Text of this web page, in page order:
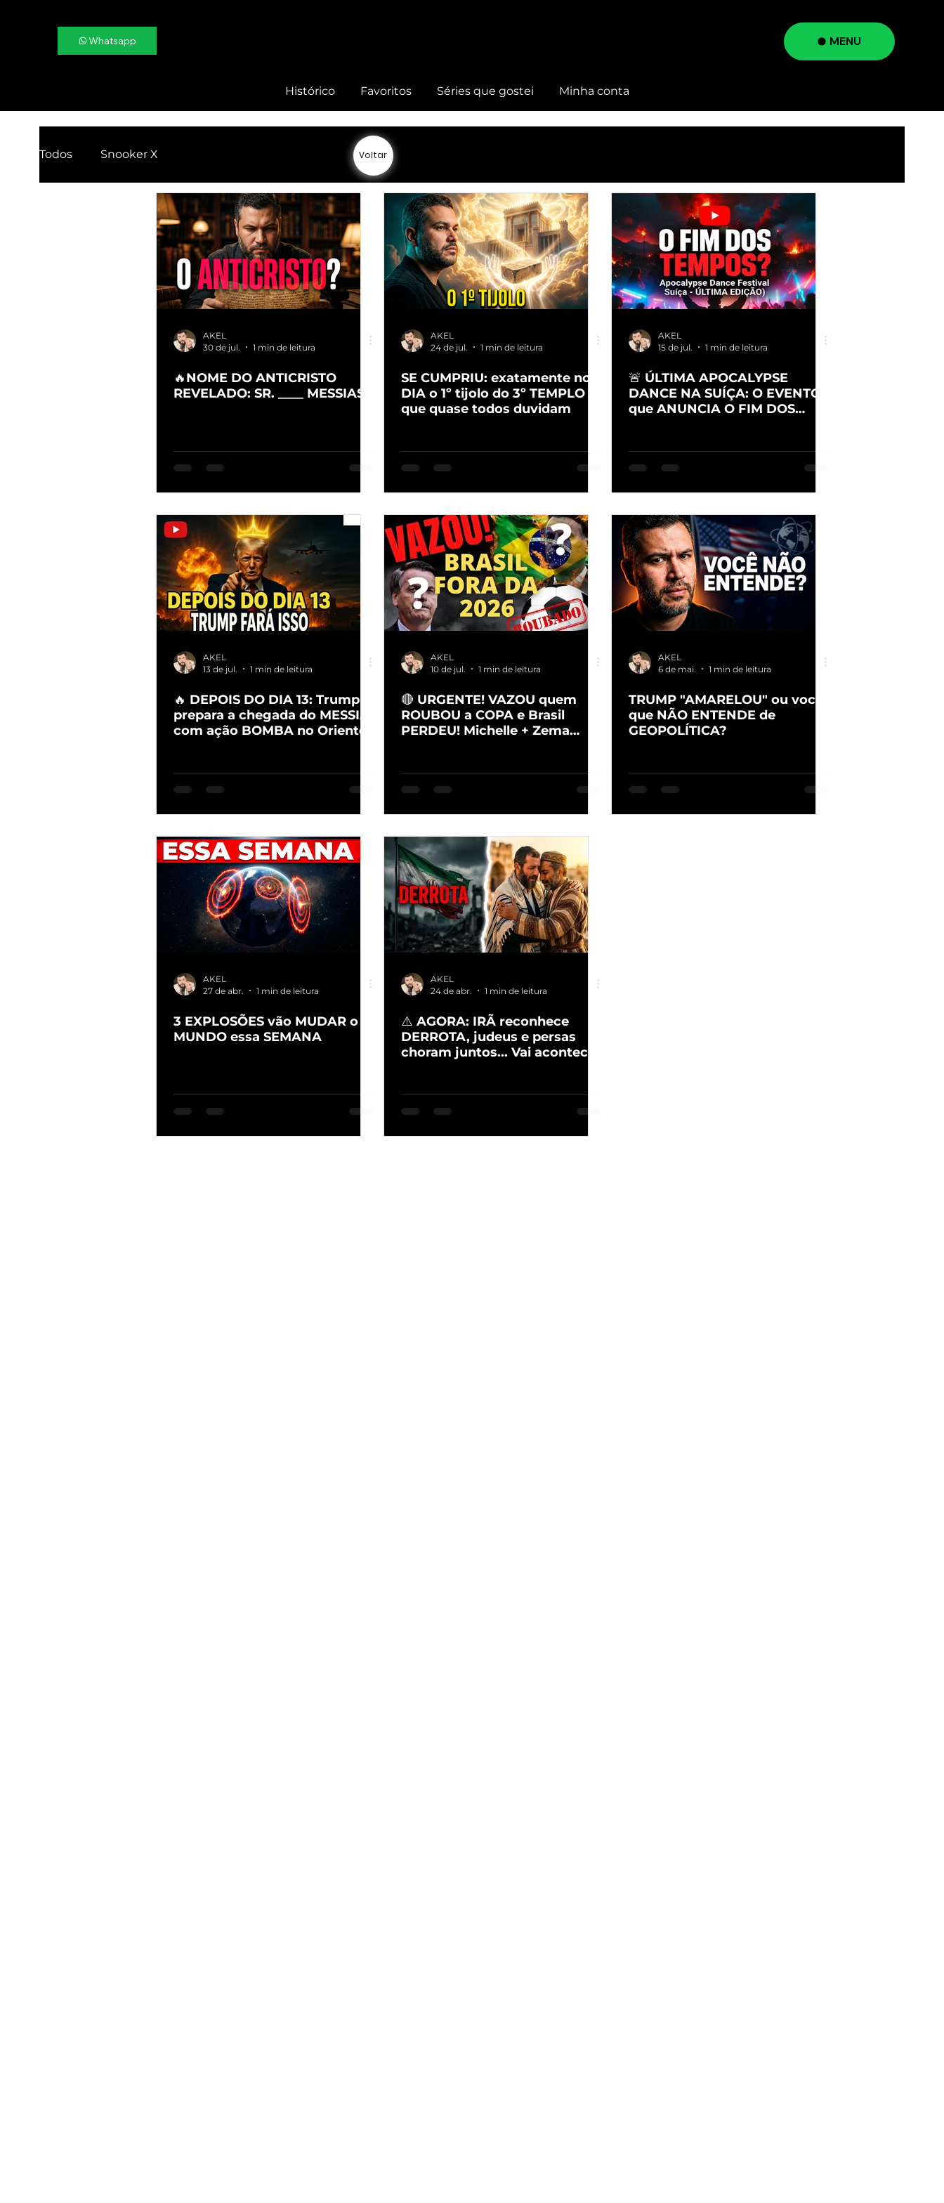
MENU
Whatsapp
Histórico Favoritos Séries que gostei Minha conta
Todos Snooker X
AKEL
30 de jul.
1 min de leitura
🔥NOME DO ANTICRISTO
REVELADO: SR. ____ MESSIAS
AKEL
24 de jul.
1 min de leitura
SE CUMPRIU: exatamente no
DIA o 1º tijolo do 3º TEMPLO
que quase todos duvidam
AKEL
15 de jul.
1 min de leitura
🚨 ÚLTIMA APOCALYPSE
DANCE NA SUÍÇA: O EVENTO
que ANUNCIA O FIM DOS
AKEL
13 de jul.
1 min de leitura
🔥 DEPOIS DO DIA 13: Trump
prepara a chegada do MESSIAS
com ação BOMBA no Oriente
AKEL
10 de jul.
1 min de leitura
🔴 URGENTE! VAZOU quem
ROUBOU a COPA e Brasil
PERDEU! Michelle + Zema
AKEL
6 de mai.
1 min de leitura
TRUMP "AMARELOU" ou você
que NÃO ENTENDE de
GEOPOLÍTICA?
AKEL
27 de abr.
1 min de leitura
3 EXPLOSÕES vão MUDAR o
MUNDO essa SEMANA
AKEL
24 de abr.
1 min de leitura
⚠️ AGORA: IRÃ reconhece
DERROTA, judeus e persas
choram juntos... Vai acontecer!
Voltar